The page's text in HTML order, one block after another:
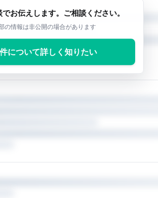
お伝えします。ご相談ください。
の情報は非公開の場合があります
について詳しく知りたい